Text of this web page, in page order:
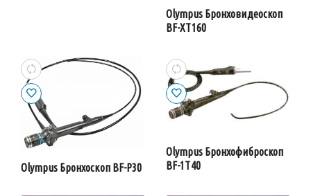
Olympus Бронховидеоскоп
BF-XT160
Olympus Бронхоскоп BF-P30
Olympus Бронхофиброскоп
BF-1T40